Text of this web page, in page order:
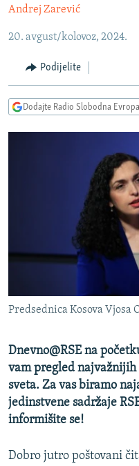
na
FOTOGALERIJE
INFOGRAFIKE
PODCASTI
RAT U UKRAJINI
KINA NA BALKANU
ISPRIČAJ MI
VIŠE OD NASLOVA
GENOCID U SREBRENICI
POPLAVE I KLIZIŠTA U BIH 2024.
POST SCRIPTUM
TRI DECENIJE OD RATA U BIH
SVE KARTE DEJTONA
NASTANAK I RASPAD
Sve RFE/RL stranice
Andrej Zarević
20. avgust/kolovoz, 2024.
Podijelite
Dodajte Radio Slobodna
Predsednica Kosova Vjosa
Dnevno@RSE na
vam pregled najvažnijih
sveta. Za vas biramo
jedinstvene sadržaje
informišite se!
Dobro jutro poštovani